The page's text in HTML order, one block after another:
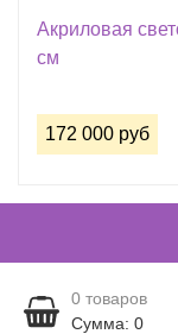
Акриловая
см
172 000 руб
0 товаров
Сумма: 0